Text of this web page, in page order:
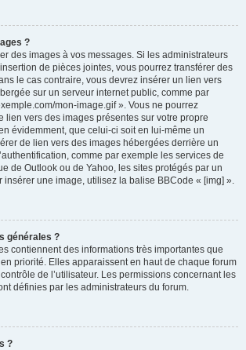
?
des images à vos messages. Si les administrateurs
de pièces jointes, vous pourrez transférer des
le cas contraire, vous devrez insérer un lien vers
sur un serveur internet public, comme par
mon-image.gif ». Vous ne pourrez
lien vers des images présentes sur votre propre
évidemment, que celui-ci soit en lui-même un
de lien vers des images hébergées derrière un
comme par exemple les services de
de Outlook ou de Yahoo, les sites protégés par un
insérer une image, utilisez la balise BBCode « [img] ».
générales ?
contiennent des informations très importantes que
priorité. Elles apparaissent en haut de chaque forum
de l’utilisateur. Les permissions concernant les
définies par les administrateurs du forum.
?